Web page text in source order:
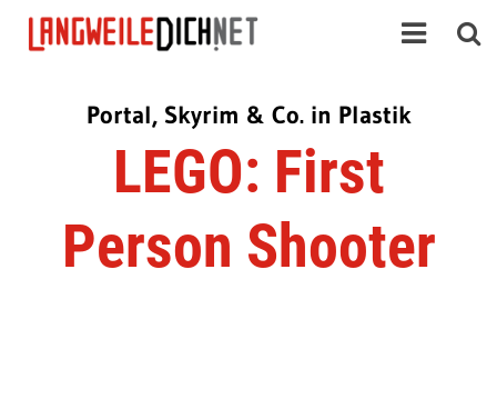
Portal, Skyrim & Co. in Plastik
LEGO: First
Person Shooter